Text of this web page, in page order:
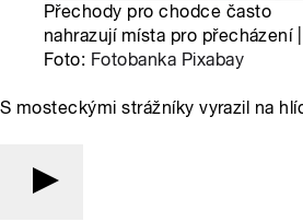
Přechody pro chodce často
nahrazují místa pro přecházení |
Foto: Fotobanka Pixabay
S mosteckými strážníky vyrazil na